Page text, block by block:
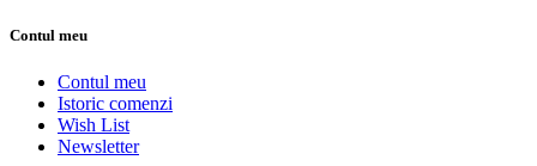
Contul meu
Contul meu
Istoric comenzi
Wish List
Newsletter